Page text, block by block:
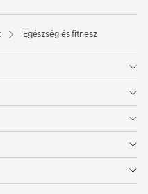
Egészség és fitnesz